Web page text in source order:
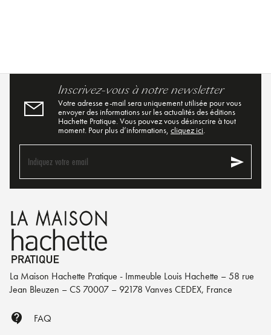
Inscrivez-vous à notre newsletter
Votre adresse e-mail sera uniquement utilisée pour vous
envoyer des informations sur les actualités des éditions
Hachette Pratique. Vous pouvez vous désinscrire à tout
moment. Pour plus d’informations, cliquez ici.
Indiquez votre email send
La Maison Hachette Pratique - Immeuble Louis Hachette – 58 rue
Jean Bleuzen – CS 70007 – 92178 Vanves CEDEX, France
contact_support FAQ